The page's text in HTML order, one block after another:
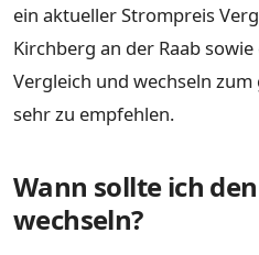
ein aktueller Strompreis
Kirchberg an der Raab
Vergleich und wechseln
sehr zu empfehlen.
Wann sollte ich
wechseln?